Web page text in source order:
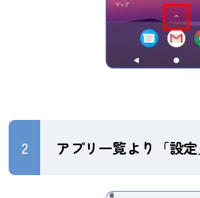
2 アプリ一覧より「設